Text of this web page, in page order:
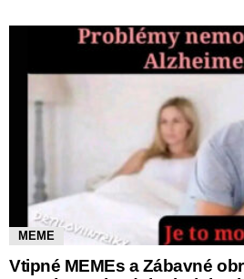
MEME
Vtipné MEMEs a Zábavné